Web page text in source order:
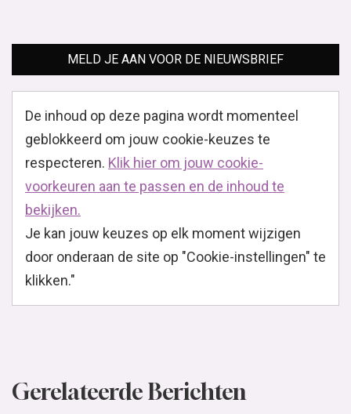
MELD JE AAN VOOR DE NIEUWSBRIEF
De inhoud op deze pagina wordt momenteel
geblokkeerd om jouw cookie-keuzes te
respecteren. Klik hier om jouw cookie-
voorkeuren aan te passen en de inhoud te
bekijken.
Je kan jouw keuzes op elk moment wijzigen
door onderaan de site op "Cookie-instellingen" te
klikken."
Gerelateerde Berichten